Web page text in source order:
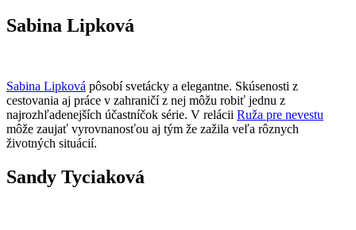
Sabina Lipková
Sabina Lipková pôsobí svetácky a elegantne. Skúsenosti z
cestovania aj práce v zahraničí z nej môžu robiť jednu z
najrozhľadenejších účastníčok série. V relácii Ruža pre nevestu
môže zaujať vyrovnanosťou aj tým že zažila veľa rôznych
životných situácií.
Sandy Tyciaková